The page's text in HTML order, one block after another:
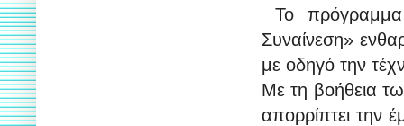
Το
Συναίνεση»
με οδηγό την
Με τη βοήθεια
απορρίπτει την